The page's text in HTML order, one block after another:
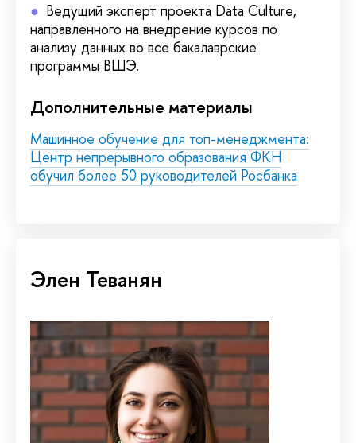
Ведущий эксперт проекта Data Culture,
направленного на внедрение курсов по
анализу данных во все бакалаврские
программы ВШЭ.
Дополнительные материалы
Машинное обучение для топ-менеджмента:
Центр непрерывного образования ФКН
обучил более 50 руководителей Росбанка
Элен Теванян